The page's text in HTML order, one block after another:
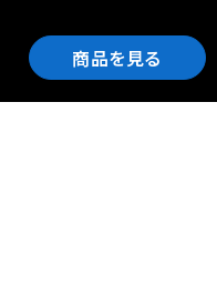
商品を見る